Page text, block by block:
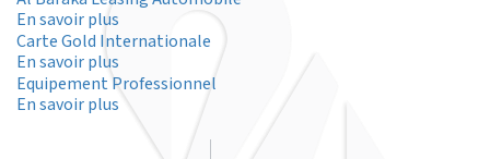
En savoir plus
Al
Baraka
Automobile
Carte Gold Internationale
En savoir plus
Carte
Gold
Internationale
Equipement Professionnel
En savoir plus sur
Equipement
Professionnel